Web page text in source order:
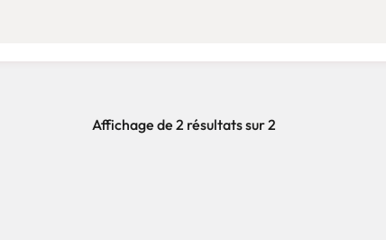
Affichage de 2 résultats sur 2